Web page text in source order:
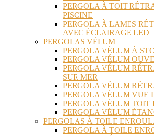
PERGOLA À TOIT
PISCINE
PERGOLA À LAMES
AVEC ÉCLAIRAGE LED
PERGOLAS VÉLUM
PERGOLA VÉLUM À
PERGOLA VÉLUM
PERGOLA VÉLUM
SUR MER
PERGOLA VÉLUM
PERGOLA VÉLUM VUE
PERGOLA VÉLUM TOIT
PERGOLA VÉLUM
PERGOLAS À TOILE
PERGOLA À TOILE